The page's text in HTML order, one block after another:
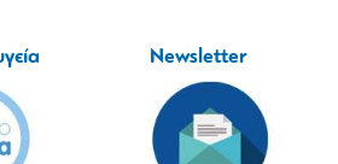
Newsletter